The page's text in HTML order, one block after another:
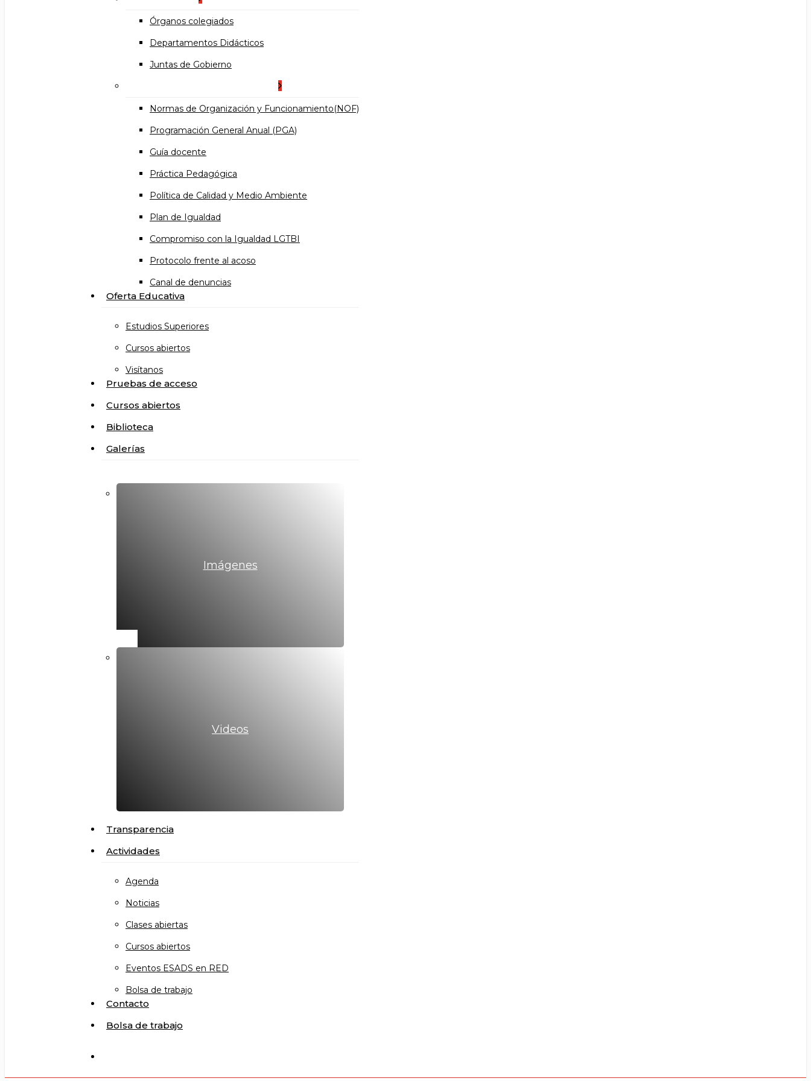
Órganos colegiados
Departamentos Didácticos
Juntas de Gobierno
Normas de Organización y Funcionamiento(NOF)
Programación General Anual (PGA)
Guía docente
Práctica Pedagógica
Política de Calidad y Medio Ambiente
Plan de Igualdad
Compromiso con la Igualdad LGTBI
Protocolo frente al acoso
Canal de denuncias
Oferta Educativa
Estudios Superiores
Cursos abiertos
Visítanos
Pruebas de acceso
Cursos abiertos
Biblioteca
Galerías
Imágenes
Videos
Transparencia
Actividades
Agenda
Noticias
Clases abiertas
Cursos abiertos
Eventos ESADS en RED
Bolsa de trabajo
Contacto
Bolsa de trabajo